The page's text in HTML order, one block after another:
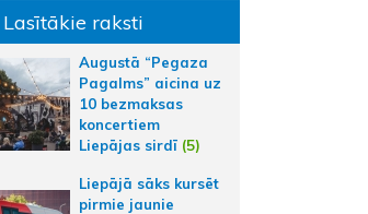
Lasītākie raksti
Augustā “Pegaza
Pagalms” aicina uz
10 bezmaksas
koncertiem
Liepājas sirdī (5)
Liepājā sāks kursēt
pirmie jaunie